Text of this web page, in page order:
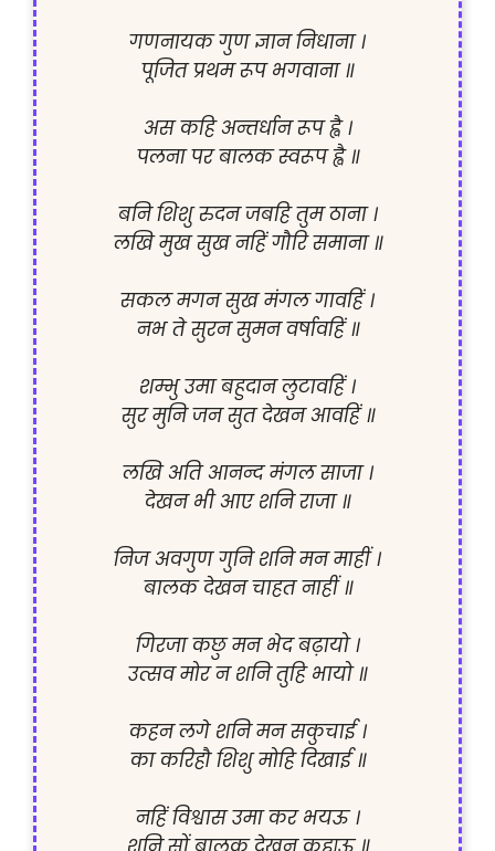
गणनायक गुण ज्ञान निधाना ।
पूजित प्रथम रूप भगवाना ॥
अस कहि अन्तर्धान रूप ह्वै ।
पलना पर बालक स्वरूप ह्वै ॥
बनि शिशु रुदन जबहि तुम ठाना ।
लखि मुख सुख नहिं गौरि समाना ॥
सकल मगन सुख मंगल गावहिं ।
नभ ते सुरन सुमन वर्षावहिं ॥
शम्भु उमा बहुदान लुटावहिं ।
सुर मुनि जन सुत देखन आवहिं ॥
लखि अति आनन्द मंगल साजा ।
देखन भी आए शनि राजा ॥
निज अवगुण गुनि शनि मन माहीं ।
बालक देखन चाहत नाहीं ॥
गिरजा कछु मन भेद बढ़ायो ।
उत्सव मोर न शनि तुहि भायो ॥
कहन लगे शनि मन सकुचाई ।
का करिहौ शिशु मोहि दिखाई ॥
नहिं विश्वास उमा कर भयऊ ।